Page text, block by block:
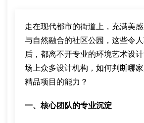
走在现代都市的街道上，充满美感
与自然融合的社区公园，这些令
后，都离不开专业的环境艺术设
场上众多设计机构，如何判断哪
精品项目的能力？
一、核心团队的专业沉淀